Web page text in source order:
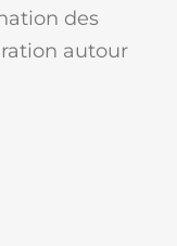
des
autour